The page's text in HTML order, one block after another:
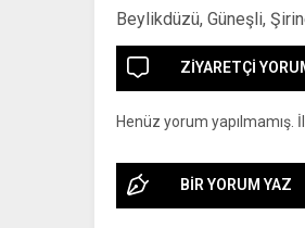
Beylikdüzü, Güneşli,
ZİYARETÇİ
Henüz yorum yapılmamış.
BİR YORUM YAZ